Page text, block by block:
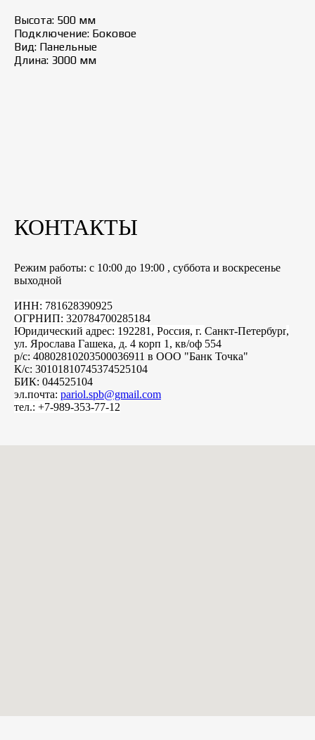
Высота: 500 мм
Подключение: Боковое
Вид: Панельные
Длина: 3000 мм
КОНТАКТЫ
Режим работы: с 10:00 до 19:00 , суббота и воскресенье
выходной
ИНН: 781628390925
ОГРНИП: 320784700285184
Юридический адрес: 192281, Россия, г. Санкт-Петербург,
ул. Ярослава Гашека, д. 4 корп 1, кв/оф 554
р/с: 40802810203500036911 в ООО "Банк Точка"
К/с: 30101810745374525104
БИК: 044525104
эл.почта: pariol.spb@gmail.com
тел.: +7-989-353-77-12